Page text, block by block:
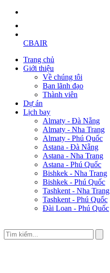
CBAIR
Trang chủ
Giới thiệu
Về chúng tôi
Ban lãnh đạo
Thành viên
Dự án
Lịch bay
Almaty - Đà Nẵng
Almaty - Nha Trang
Almaty - Phú Quốc
Astana - Đà Nẵng
Astana - Nha Trang
Astana - Phú Quốc
Bishkek - Nha Trang
Bishkek - Phú Quốc
Tashkent - Nha Trang
Tashkent - Phú Quốc
Đài Loan - Phú Quốc